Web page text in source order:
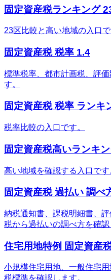
固定資産税ランキング
23区比較と高い地域の入口で
固定資産税 税率 1.4
標準税率、都市計画税、評
す。
固定資産税 税率 ランキ
税率比較の入口です。
固定資産税高いランキ
高い地域を確認する入口です
固定資産税 過払い 調べ
納税通知書、課税明細書、
税から過払いの調べ方を確認
住宅用地特例 固定資産
小規模住宅用地、一般住宅
税標準を確認します。